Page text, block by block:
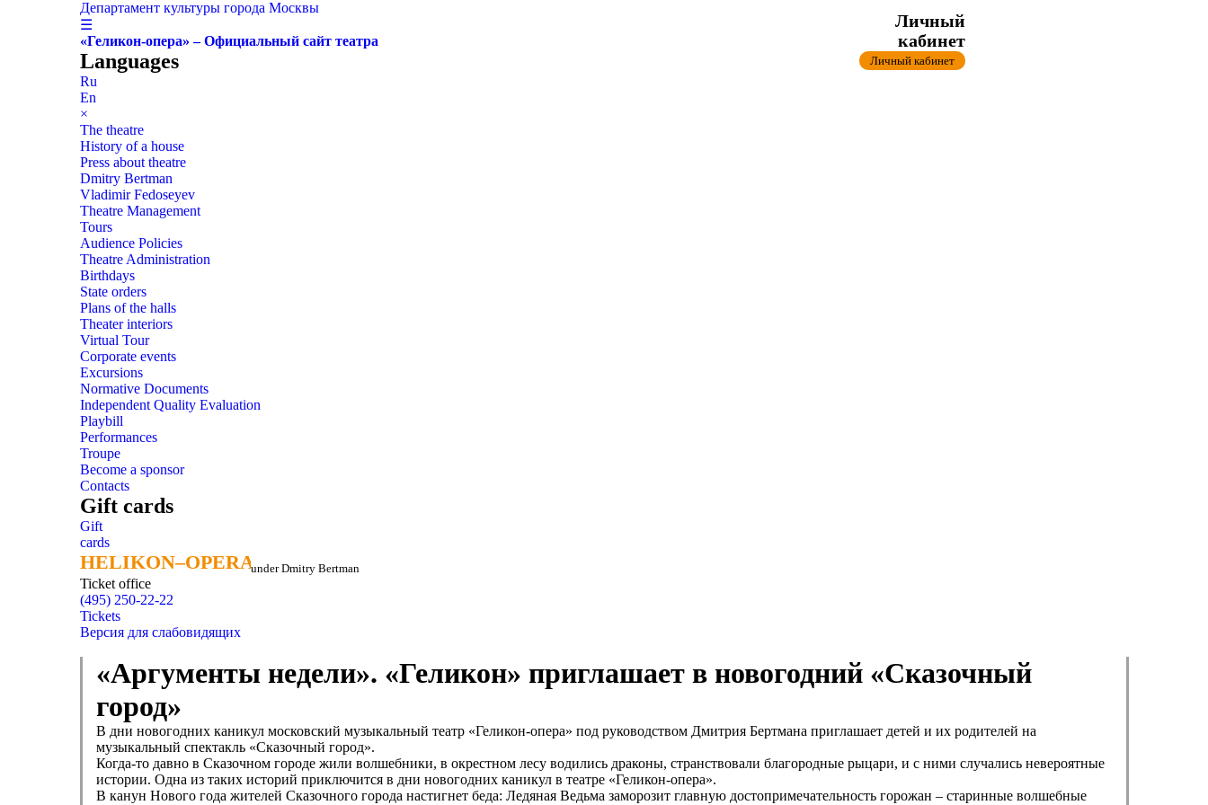
Департамент культуры города Москвы
☰
«Геликон-опера» – Официальный сайт театра
Languages
Ru
En
×
The theatre
History of a house
Press about theatre
Dmitry Bertman
Vladimir Fedoseyev
Theatre Management
Tours
Audience Policies
Theatre Administration
Birthdays
State orders
Plans of the halls
Theater interiors
Virtual Tour
Corporate events
Excursions
Normative Documents
Independent Quality Evaluation
Playbill
Performances
Troupe
Become a sponsor
Contacts
Gift cards
Gift
cards
HELIKON–OPERA
HELIKON–OPERAunder Dmitry Bertman
Ticket office
(495) 250-22-22
Личный
кабинет
Личный кабинет
Tickets
Версия для слабовидящих
«Аргументы недели». «Геликон» приглашает в новогодний «Сказочный
город»
В дни новогодних каникул московский музыкальный театр «Геликон-опера» под руководством Дмитрия Бертмана приглашает детей и их родителей на
музыкальный спектакль «Сказочный город».
Когда-то давно в Сказочном городе жили волшебники, в окрестном лесу водились драконы, странствовали благородные рыцари, и с ними случались невероятные
истории. Одна из таких историй приключится в дни новогодних каникул в театре «Геликон-опера».
В канун Нового года жителей Сказочного города настигнет беда: Ледяная Ведьма заморозит главную достопримечательность горожан – старинные волшебные